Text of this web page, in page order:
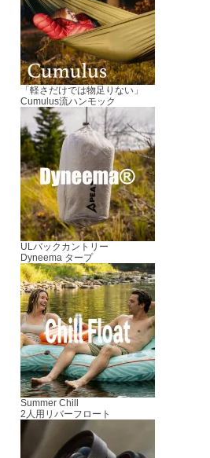
「軽さだけでは物足りない」
Cumulus流ハンモック
ULバックカントリー
Dyneema タープ
Summer Chill
2人用リバーフロート